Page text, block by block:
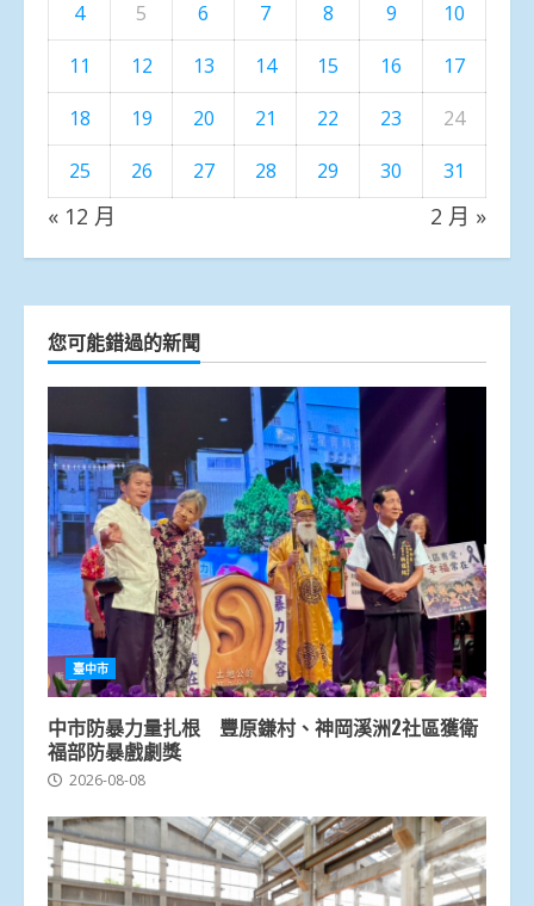
4 5 6 7 8 9
10
11
12 13 14 15 16
17
18
19 20 21 22 23
24
25
26 27 28 29 30 31
« 12 月 2 月 »
您可能錯過的新聞
臺中市
中市防暴力量扎根 豐原鎌村、神岡溪洲2社區獲衛
福部防暴戲劇獎
2026-08-08